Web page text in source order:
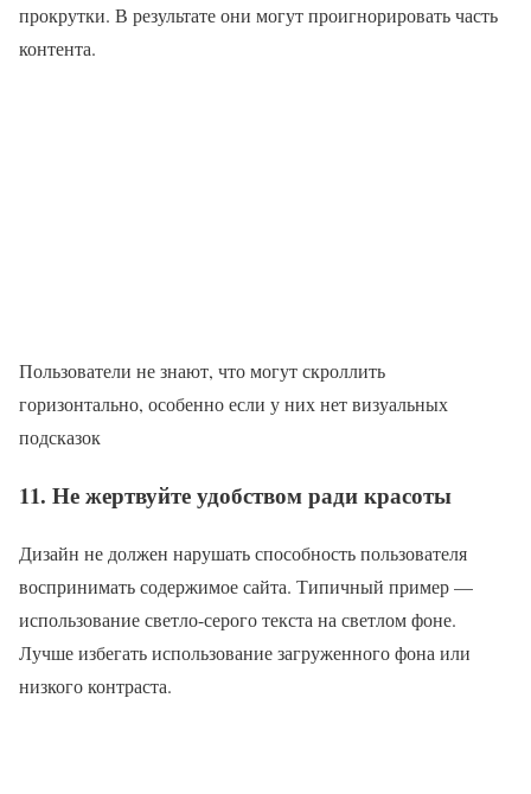
прокрутки. В результате они могут проигнорировать часть
контента.
Пользователи не знают, что могут скроллить
горизонтально, особенно если у них нет визуальных
подсказок
11. Не жертвуйте удобством ради красоты
Дизайн не должен нарушать способность пользователя
воспринимать содержимое сайта. Типичный пример —
использование светло-серого текста на светлом фоне.
Лучше избегать использование загруженного фона или
низкого контраста.